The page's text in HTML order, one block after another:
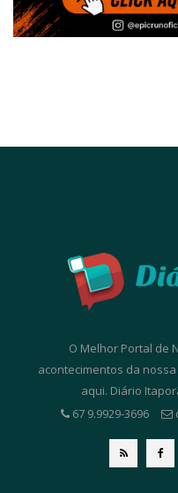
O Melhor Portal de
acontecimentos da
aqui. Diário
67 9.9929-3696